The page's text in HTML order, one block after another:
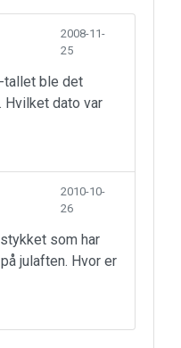
2008-11-
25
tallet ble det
Hvilket dato var
2010-10-
26
som har
julaften. Hvor er